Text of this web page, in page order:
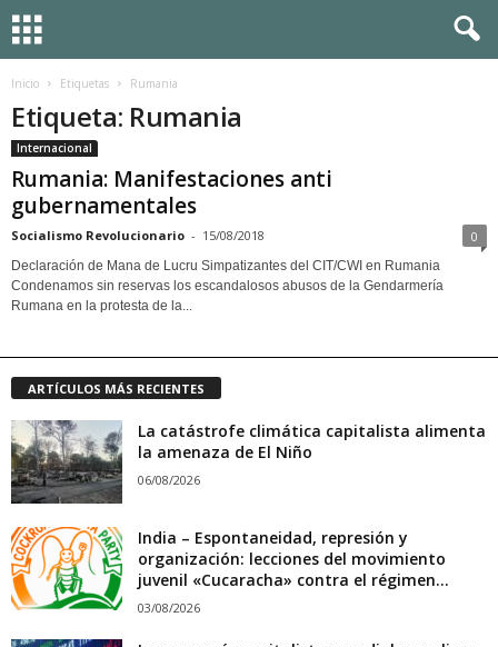
Inicio Etiquetas Rumania
Etiqueta: Rumania
Internacional
Rumania: Manifestaciones anti
gubernamentales
Socialismo Revolucionario - 15/08/2018 0
Declaración de Mana de Lucru Simpatizantes del CIT/CWI en Rumania
Condenamos sin reservas los escandalosos abusos de la Gendarmería
Rumana en la protesta de la...
ARTÍCULOS MÁS RECIENTES
La catástrofe climática capitalista alimenta
la amenaza de El Niño
06/08/2026
India – Espontaneidad, represión y
organización: lecciones del movimiento
juvenil «Cucaracha» contra el régimen...
03/08/2026